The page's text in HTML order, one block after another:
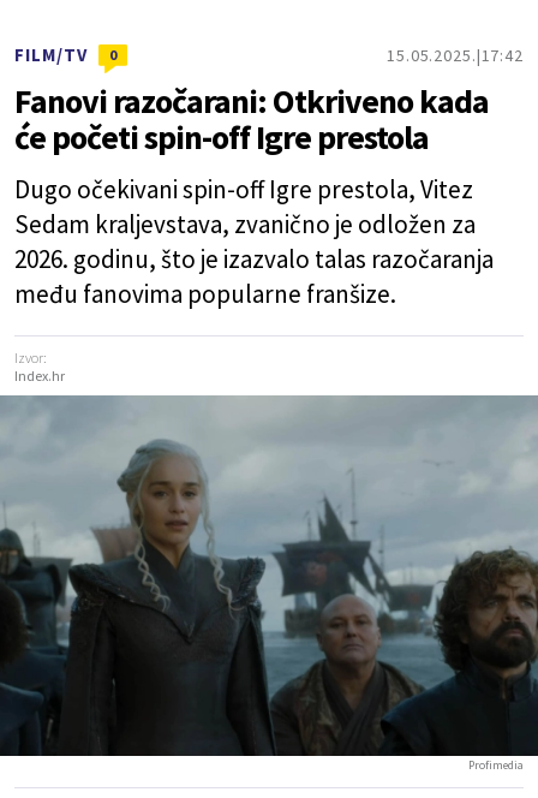
FILM/TV 0 15.05.2025. 17:42
Fanovi razočarani: Otkriveno kada
će početi spin-off Igre prestola
Dugo očekivani spin-off Igre prestola, Vitez
Sedam kraljevstava, zvanično je odložen za
2026. godinu, što je izazvalo talas razočaranja
među fanovima popularne franšize.
Izvor:
Index.hr
Profimedia